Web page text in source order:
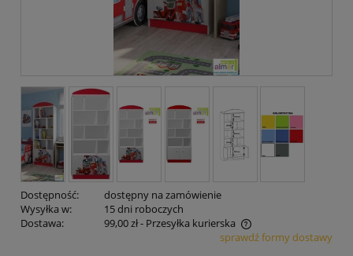
Dostępność:
dostępny na zamówienie
Wysyłka w:
15 dni roboczych
Dostawa:
99,00 zł- Przesyłka kurierska
Cena nie zawiera ewentualnych kosztów płatnościsprawdź formy dostawy